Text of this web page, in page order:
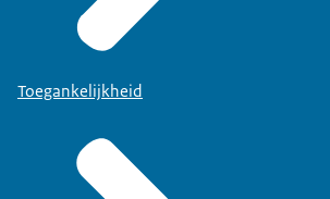
Toegankelijkheid